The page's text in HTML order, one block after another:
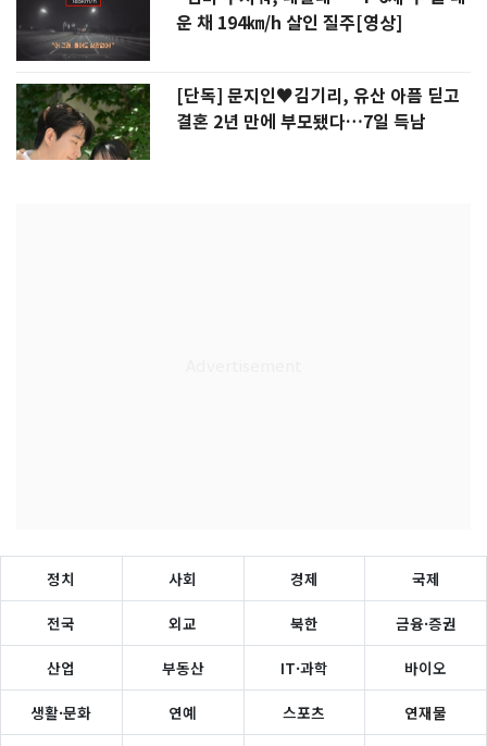
운 채 194㎞/h 살인 질주[영상]
[단독] 문지인♥김기리, 유산 아픔 딛고
결혼 2년 만에 부모됐다…7일 득남
정치 사회 경제 국제
전국 외교 북한 금융·증권
산업 부동산 IT·과학 바이오
생활·문화 연예 스포츠 연재물